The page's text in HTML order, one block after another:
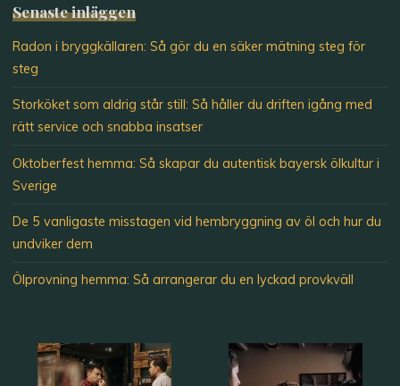
Senaste inläggen
Radon i bryggkällaren: Så gör du en säker mätning steg för
steg
Storköket som aldrig står still: Så håller du driften igång med
rätt service och snabba insatser
Oktoberfest hemma: Så skapar du autentisk bayersk ölkultur i
Sverige
De 5 vanligaste misstagen vid hembryggning av öl och hur du
undviker dem
Ölprovning hemma: Så arrangerar du en lyckad provkväll